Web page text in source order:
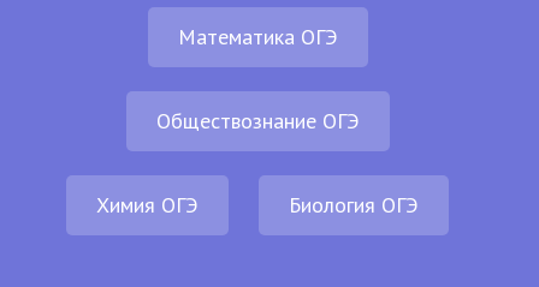
Математика ОГЭ
Обществознание ОГЭ
Химия ОГЭ Биология ОГЭ